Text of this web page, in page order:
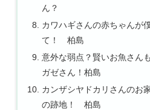
ん？
カワハギさんの赤ちゃんが
て！ 柏島
意外な弱点？賢いお魚さん
ガゼさん！柏島
カンザシヤドカリさんのお
の跡地！ 柏島